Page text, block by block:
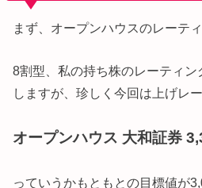
まず、オープンハウスのレーテ
8割型、私の持ち株のレーティ
しますが、珍しく今回は上げレ
オープンハウス 大和証券
っていうかもともとの目標値が